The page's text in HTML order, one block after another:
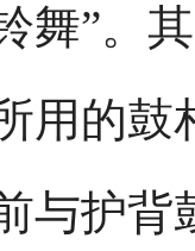
舞”。
用的鼓
与护背